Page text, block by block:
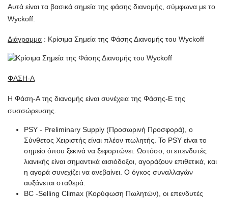
Αυτά είναι τα βασικά σημεία της φάσης διανομής, σύμφωνα με το
Wyckoff.
Διάγραμμα : Κρίσιμα Σημεία της Φάσης Διανομής του Wyckoff
ΦΑΣΗ-Α
Η Φάση-Α της διανομής είναι συνέχεια της Φάσης-Ε της
συσσώρευσης.
PSY - Preliminary Supply (Προσωρινή Προσφορά), ο
Σύνθετος Χειριστής είναι πλέον πωλητής. Το PSY είναι το
σημείο όπου ξεκινά να ξεφορτώνει. Ωστόσο, οι επενδυτές
λιανικής είναι σημαντικά αισιόδοξοι, αγοράζουν επιθετικά, και
η αγορά συνεχίζει να ανεβαίνει. Ο όγκος συναλλαγών
αυξάνεται σταθερά.
BC -Selling Climax (Κορύφωση Πωλητών), οι επενδυτές